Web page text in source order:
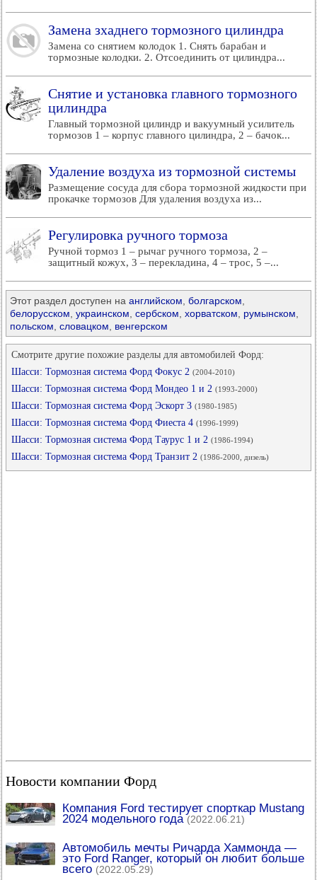
Замена зхаднего тормозного цилиндра
Замена со снятием колодок 1. Снять барабан и
тормозные колодки. 2. Отсоединить от цилиндра...
Снятие и установка главного тормозного
цилиндра
Главный тормозной цилиндр и вакуумный усилитель
тормозов 1 – корпус главного цилиндра, 2 – бачок...
Удаление воздуха из тормозной системы
Размещение сосуда для сбора тормозной жидкости при
прокачке тормозов Для удаления воздуха из...
Регулировка ручного тормоза
Ручной тормоз 1 – рычаг ручного тормоза, 2 –
защитный кожух, 3 – перекладина, 4 – трос, 5 –...
Этот раздел доступен на английском болгарском
белорусском украинском сербском хорватском румынском
польском словацком венгерском
Смотрите другие похожие разделы для автомобилей Форд:
Шасси: Тормозная система Форд Фокус 2 (2004-2010)
Шасси: Тормозная система Форд Мондео 1 и 2 (1993-2000)
Шасси: Тормозная система Форд Эскорт 3 (1980-1985)
Шасси: Тормозная система Форд Фиеста 4 (1996-1999)
Шасси: Тормозная система Форд Таурус 1 и 2 (1986-1994)
Шасси: Тормозная система Форд Транзит 2 (1986-2000, дизель)
Новости компании Форд
Компания Ford тестирует спорткар Mustang
2024 модельного года(2022.06.21)
Автомобиль мечты Ричарда Хаммонда —
это Ford Ranger, который он любит больше
всего (2022.05.29)